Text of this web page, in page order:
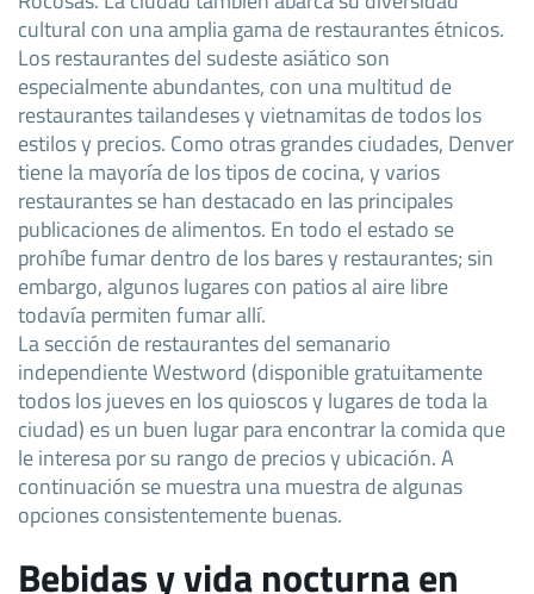
cultural con una amplia gama de restaurantes étnicos.
Los restaurantes del sudeste asiático son
especialmente abundantes, con una multitud de
restaurantes tailandeses y vietnamitas de todos los
estilos y precios. Como otras grandes ciudades, Denver
tiene la mayoría de los tipos de cocina, y varios
restaurantes se han destacado en las principales
publicaciones de alimentos. En todo el estado se
prohíbe fumar dentro de los bares y restaurantes; sin
embargo, algunos lugares con patios al aire libre
todavía permiten fumar allí.
La sección de restaurantes del semanario
independiente Westword (disponible gratuitamente
todos los jueves en los quioscos y lugares de toda la
ciudad) es un buen lugar para encontrar la comida que
le interesa por su rango de precios y ubicación. A
continuación se muestra una muestra de algunas
opciones consistentemente buenas.
Bebidas y vida nocturna en